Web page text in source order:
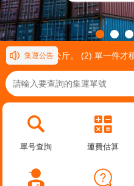
集運公告
件重量≧ 30公斤。 (2) 單一件才
單号查詢 運費估算